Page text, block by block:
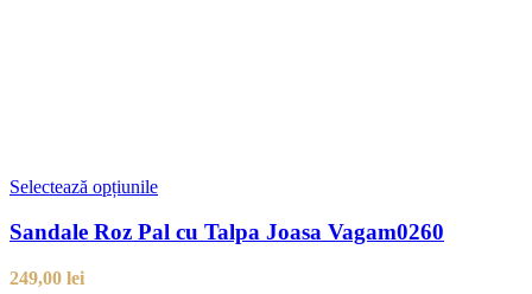
Selectează opțiunile
Sandale Roz Pal cu Talpa Joasa Vagam0260
249,00 lei